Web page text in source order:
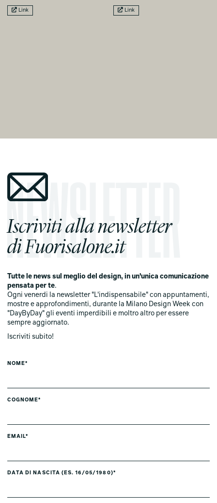
Link Link
Iscriviti alla newsletter
di Fuorisalone.it
Tutte le news sul meglio del design, in un'unica comunicazione
pensata per te.
Ogni venerdi la newsletter "L'indispensabile" con appuntamenti,
mostre e approfondimenti, durante la Milano Design Week con
"DayByDay" gli eventi imperdibili e moltro altro per essere
sempre aggiornato.
Iscriviti subito!
NOME*
COGNOME*
EMAIL*
DATA DI NASCITA (ES. 16/05/1980)*